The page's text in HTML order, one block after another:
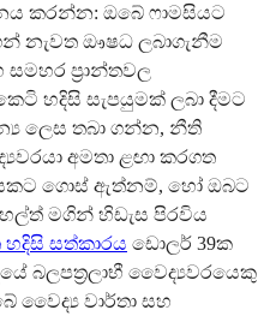
කරන්න: ඔබේ ෆාමසියට
නැවත ඖෂධ ලබාගැනීම
සමහර ප්‍රාන්තවල
හදිසි සැපයුමක් ලබා දීමට
ලෙස තබා ගන්න, නීති
අමතා ළඟා කරගත
ගොස් ඇත්නම්, හෝ ඔබට
මගින් හිඩැස පිරවිය
හදිසි සත්කාරය ඩොලර් 39ක
බලපත්‍රලාභී වෛද්‍යවරයෙකු
වෛද්‍ය වාර්තා සහ